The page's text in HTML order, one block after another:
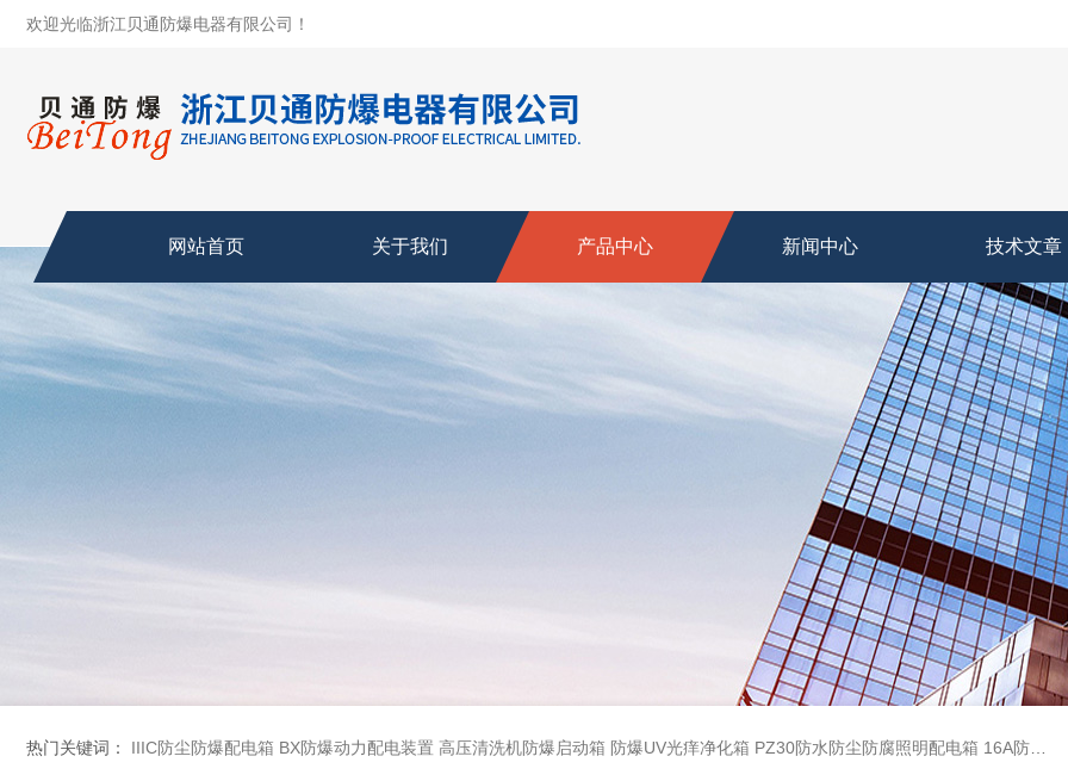
欢迎光临浙江贝通防爆电器有限公司！
网站首页 关于我们 产品中心 新闻中心 技术文章
热门关键词： IIIC防尘防爆配电箱 BX防爆动力配电装置 高压清洗机防爆启动箱 防爆UV光痒净化箱 PZ30防水防尘防腐照明配电箱 16A防水防尘防腐照明开关